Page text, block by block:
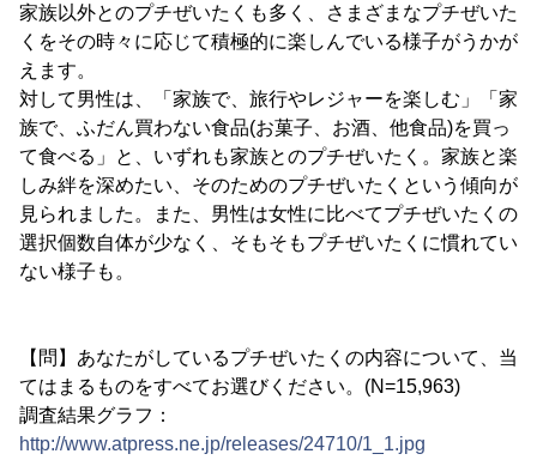
家族以外とのプチぜいたくも多く、さまざまなプチぜいた
くをその時々に応じて積極的に楽しんでいる様子がうかが
えます。
対して男性は、「家族で、旅行やレジャーを楽しむ」「家
族で、ふだん買わない食品(お菓子、お酒、他食品)を買っ
て食べる」と、いずれも家族とのプチぜいたく。家族と楽
しみ絆を深めたい、そのためのプチぜいたくという傾向が
見られました。また、男性は女性に比べてプチぜいたくの
選択個数自体が少なく、そもそもプチぜいたくに慣れてい
ない様子も。
【問】あなたがしているプチぜいたくの内容について、当
てはまるものをすべてお選びください。(N=15,963)
調査結果グラフ：
http://www.atpress.ne.jp/releases/24710/1_1.jpg